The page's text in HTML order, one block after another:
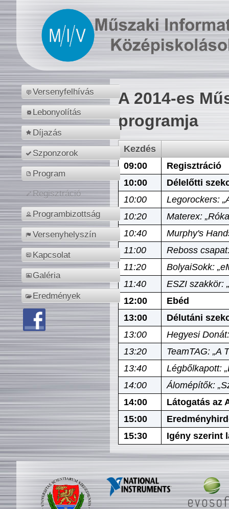
Versenyfelhívás
Lebonyolítás
Díjazás
Szponzorok
Program
Regisztráció
Programbizottság
Versenyhelyszín
Kapcsolat
Galéria
Eredmények
A 2014-es
programja
Kezdés
09:00
Regisztráció
10:00
Délelőtti
10:00
Legorockers:
10:20
Materex:
10:40
Murphy's
11:00
Reboss
11:20
BolyaiSokk:
11:40
ESZI szakkör:
12:00
Ebéd
13:00
Délutáni
13:00
Hegyesi
13:20
TeamTAG: „A
13:40
Légbőlkapott:
14:00
Álomépítők:
14:00
Látogatás az
15:00
15:30
Igény szerint